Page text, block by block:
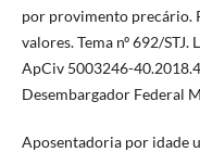
por provimento precário.
valores. Tema nº 692/
ApCiv 5003246-
Desembargador Federal
Aposentadoria por idade